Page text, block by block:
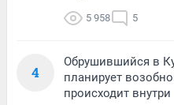
5 958 5
4
Обрушившийся в
планирует
происходит внутри